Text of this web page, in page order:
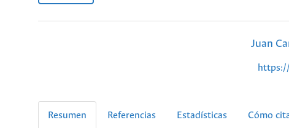
Juan
Resumen Referencias Estadísticas Cómo